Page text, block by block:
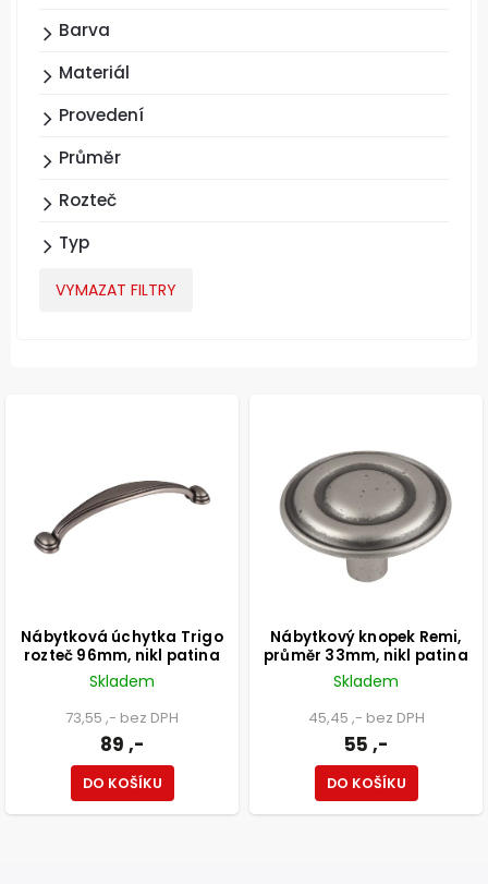
Barva
Materiál
Provedení
Průměr
Rozteč
Typ
VYMAZAT FILTRY
Nábytková úchytka Trigo
rozteč 96mm, nikl patina
Skladem
73,55 ,- bez DPH
89 ,-
DO KOŠÍKU
Nábytkový knopek Remi,
průměr 33mm, nikl patina
Skladem
45,45 ,- bez DPH
55 ,-
DO KOŠÍKU